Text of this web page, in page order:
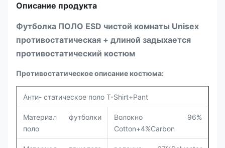
Описание продукта
Футболка ПОЛО ESD чистой комнаты Unisex
противостатическая + длиной задыхается
противостатический костюм
Противостатическое описание костюма:
Анти- статическое поло T-Shirt+Pant
Материал футболки
поло
Волокно 96%
Cotton+4%Carbon